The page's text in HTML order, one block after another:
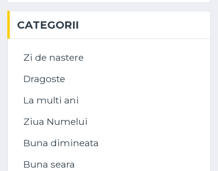
CATEGORII
Zi de nastere
Dragoste
La multi ani
Ziua Numelui
Buna dimineata
Buna seara